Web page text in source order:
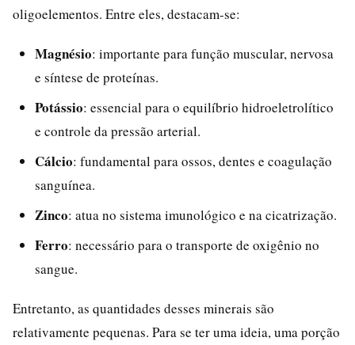
oligoelementos. Entre eles, destacam-se:
Magnésio: importante para função muscular, nervosa
e síntese de proteínas.
Potássio: essencial para o equilíbrio hidroeletrolítico
e controle da pressão arterial.
Cálcio: fundamental para ossos, dentes e coagulação
sanguínea.
Zinco: atua no sistema imunológico e na cicatrização.
Ferro: necessário para o transporte de oxigênio no
sangue.
Entretanto, as quantidades desses minerais são
relativamente pequenas. Para se ter uma ideia, uma porção